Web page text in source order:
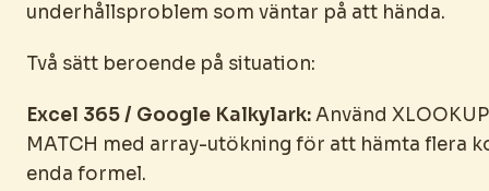
underhållsproblem som väntar på att hända.
Två sätt beroende på situation:
Excel 365 / Google Kalkylark:Använd
MATCH med array-utökning för att hämta flera
enda formel.